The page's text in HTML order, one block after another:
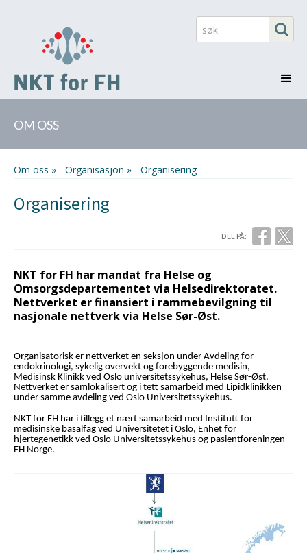
OM OSS
Om oss » Organisasjon » Organisering
Organisering
DEL PÅ:
NKT for FH har mandat fra Helse og
Omsorgsdepartementet via Helsedirektoratet.
Nettverket er finansiert i rammebevilgning til
nasjonale nettverk via Helse Sør-Øst.
Organisatorisk er nettverket en seksjon under Avdeling for
endokrinologi, sykelig overvekt og forebyggende medisin,
Medisinsk Klinikk ved Oslo universitetssykehus, Helse Sør-Øst.
Nettverket er samlokalisert og i tett samarbeid med Lipidklinikken
under samme avdeling ved Oslo Universitetssykehus.
NKT for FH har i tillegg et nært samarbeid med Institutt for
medisinske basalfag ved Universitetet i Oslo, Enhet for
hjertegenetikk ved Oslo Universitetssykehus og pasientforeningen
FH Norge.